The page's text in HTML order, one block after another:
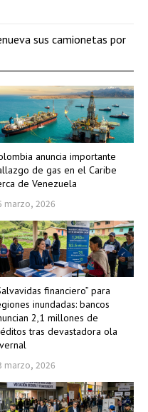
anuncia importante
de gas en el Caribe
de Venezuela
marzo, 2026
financiero” para
inundadas: bancos
2,1 millones de
tras devastadora ola
marzo, 2026
sus camionetas por